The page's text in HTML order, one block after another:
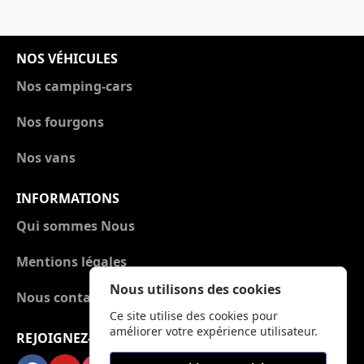
NOS VÉHICULES
Nos camping-cars
Nos fourgons
Nos vans
INFORMATIONS
Qui sommes Nous
Mentions légales
Nous contacter
REJOIGNEZ-NOUS !
Nous utilisons des cookies
Ce site utilise des cookies pour
améliorer votre expérience utilisateur.